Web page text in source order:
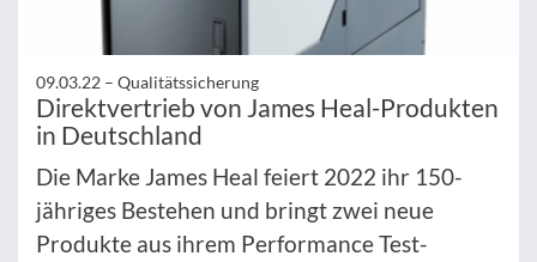
09.03.22 – Qualitätssicherung
Direktvertrieb von James Heal-Produkten
in Deutschland
Die Marke James Heal feiert 2022 ihr 150-
jähriges Bestehen und bringt zwei neue
Produkte aus ihrem Performance Test-